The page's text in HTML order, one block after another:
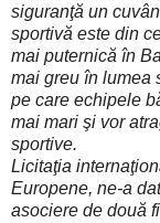
siguranţă un
sportivă este din
mai puternică în
mai greu în lumea
pe care echipele
mai mari şi vor
sportive.
Licitaţia
Europene, ne-a
asociere de două